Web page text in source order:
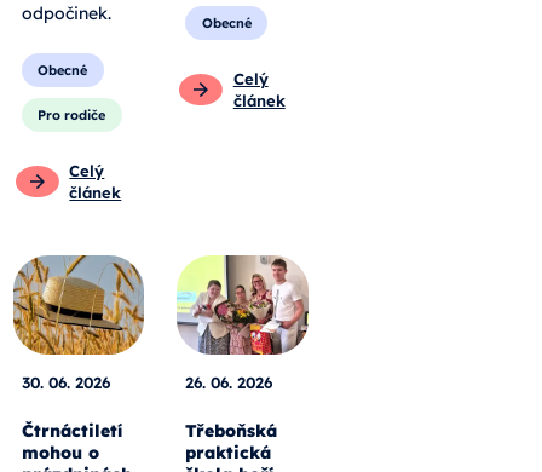
odpočinek.
Obecné
Pro rodiče
Celý
článek
Obecné
Celý
článek
30. 06. 2026
Čtrnáctiletí
mohou o
26. 06. 2026
Třeboňská
praktická